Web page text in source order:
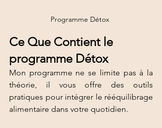
Programme Détox
Ce Que Contient le
programme Détox
Mon programme ne se limite pas à la
théorie, il vous offre des outils
pratiques pour intégrer le rééquilibrage
alimentaire dans votre quotidien.